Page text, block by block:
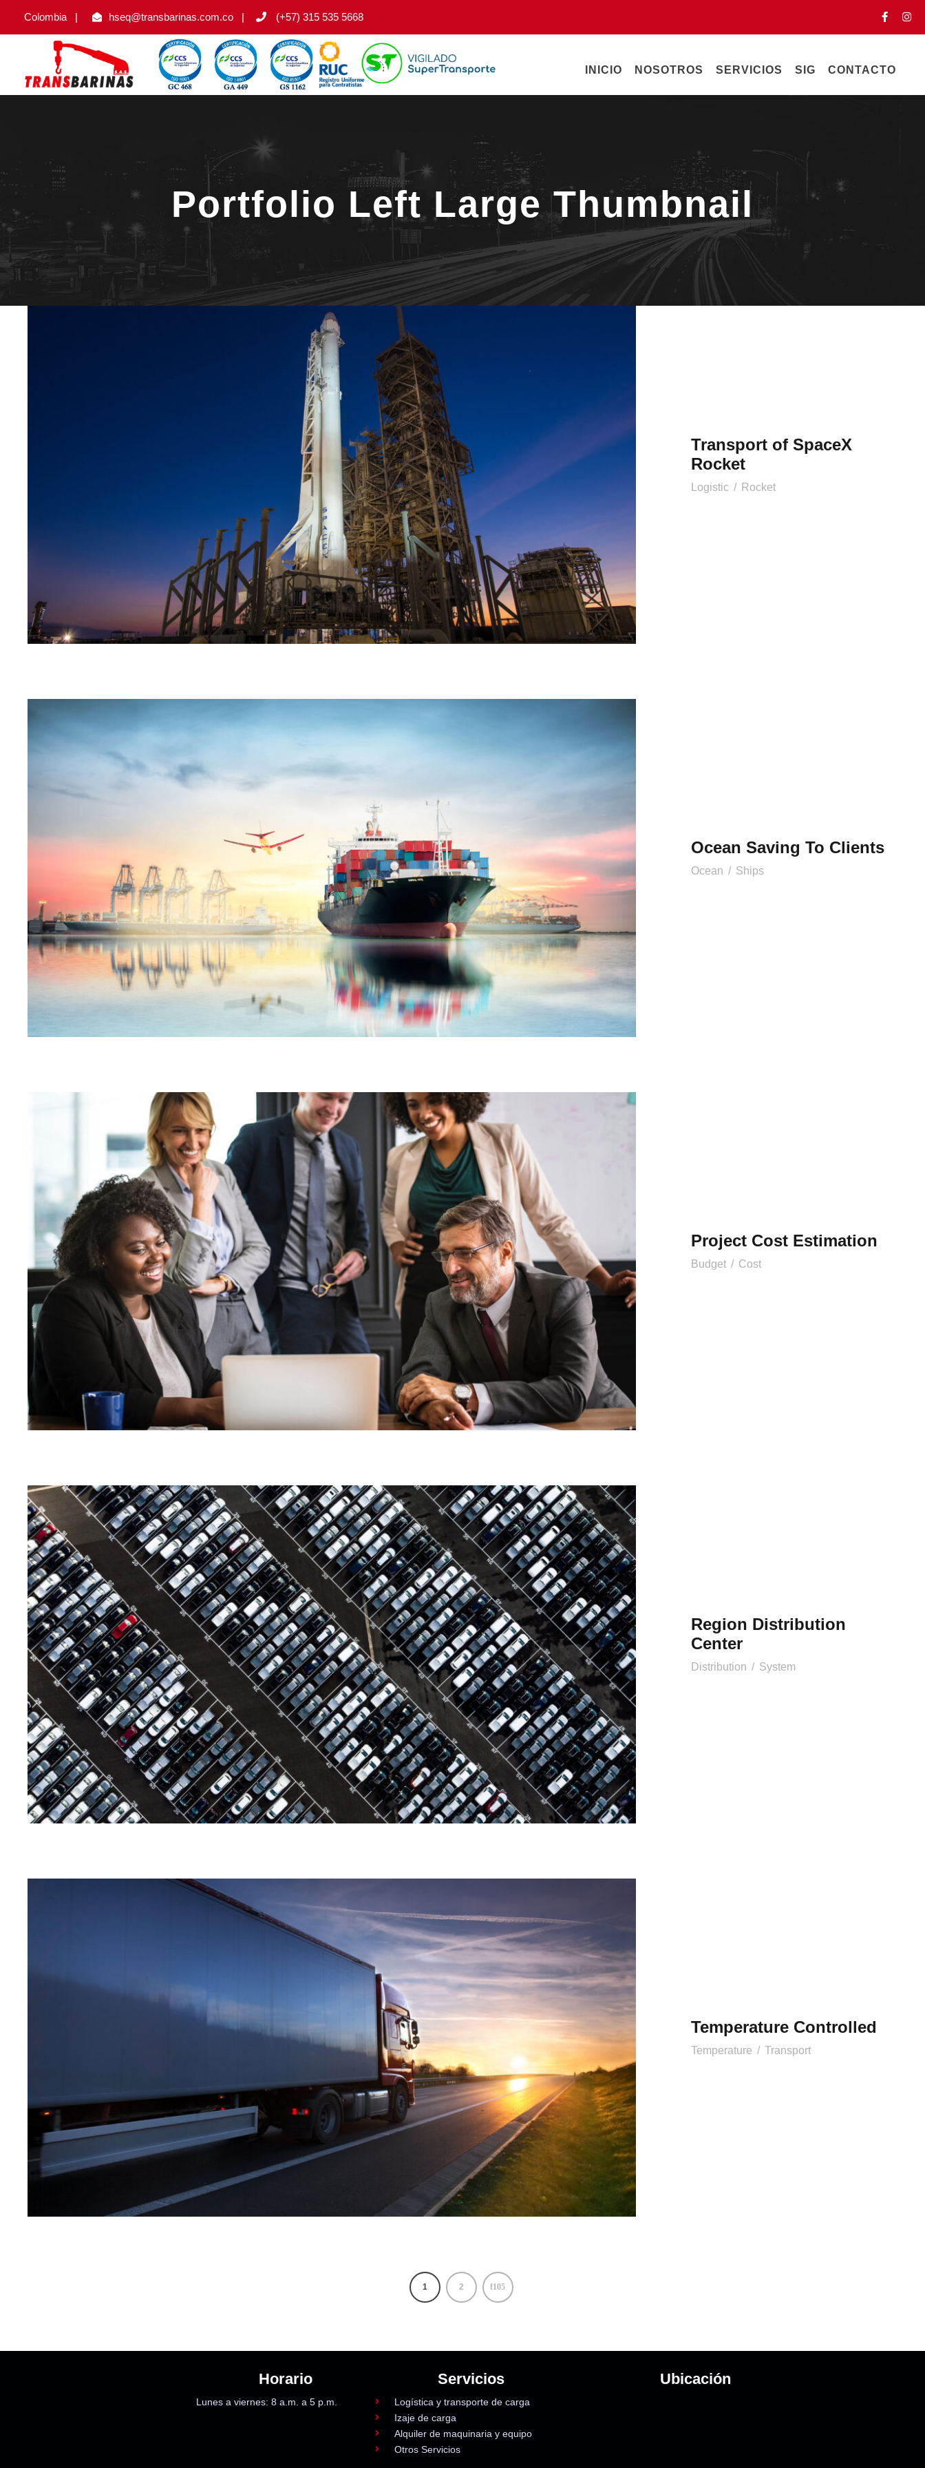
Colombia | hseq@transbarinas.com.co | (+57) 315 535 5668
INICIO NOSOTROS SERVICIOS SIG CONTACTO
Portfolio Left Large Thumbnail
Transport of SpaceX
Rocket
Logistic / Rocket
Ocean Saving To Clients
Ocean / Ships
Project Cost Estimation
Budget / Cost
Region Distribution
Center
Distribution / System
Temperature Controlled
Temperature / Transport
1 2
Horario
Lunes a viernes: 8 a.m. a 5 p.m.
Servicios
Logística y transporte de carga
Izaje de carga
Alquiler de maquinaria y equipo
Otros Servicios
Ubicación